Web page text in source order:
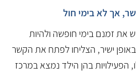
אך לא בימי חול
את זמנם בימי חופשה ולהיות
באופן ישיר, הצליחו לפתח את הקשר
הפעילויות בהן הילד נמצא במרכז